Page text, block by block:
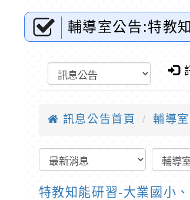
輔導室公告:特教
訊息公告首頁 輔導
特教知能研習-大業國小